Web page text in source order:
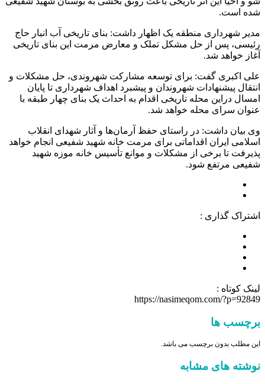
شده است.
مدیر شهرداری منطقه یک اظهار داشت: بنای تاریخی آب انبار حاج
رئیسی، پس از حل مشکل تملک و معارض مرمت این بنای تاریخی
آغاز خواهد شد.
علی اکبری گفت: برای توسعه مشارکت شهروندی، حل مشکلات و
انتقال پیشنهادات شهروندان و پیشبرد اهداف شهرداری تا پایان
امسال دراین محله تاریخی اقدام به احداث یک بنای چهار طبقه با
عنوان سرای محله خواهد شد.
وی بیان داشت: در راستای حفظ آرمان‌ها و آثار شهدای انقلاب
اسلامی ایران اقداماتی برای مرمت خانه شهید شفیعی انجام خواهد
پذیرفت تا برخی از مشکلات و موانع تأسیس خانه موزه شهید
شفیعی مرتفع شود.
اشتراک گذاری :
لینک کوتاه :
https://nasimeqom.com/?p=92849
برچسب ها
این مطلب بدون برچسب می باشد.
نوشته های مشابه